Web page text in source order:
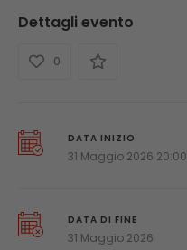
Dettagli evento
0
DATA INIZIO
31 Maggio 2026 20:00
DATA DI FINE
31 Maggio 2026